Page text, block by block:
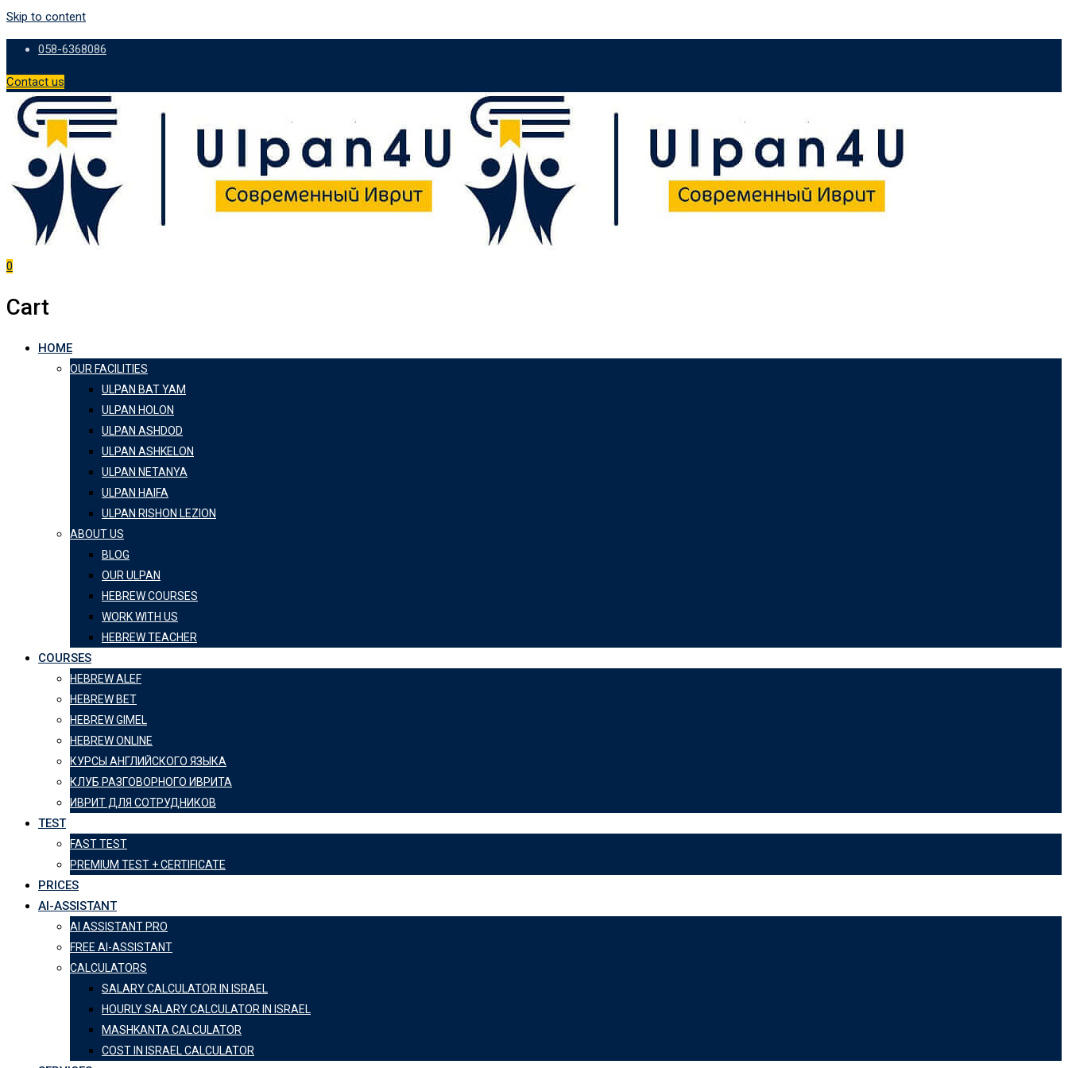
Skip to content
058-6368086
Contact us
0
Cart
HOME
OUR FACILITIES
ULPAN BAT YAM
ULPAN HOLON
ULPAN ASHDOD
ULPAN ASHKELON
ULPAN NETANYA
ULPAN HAIFA
ULPAN RISHON LEZION
ABOUT US
BLOG
OUR ULPAN
HEBREW COURSES
WORK WITH US
HEBREW TEACHER
COURSES
HEBREW ALEF
HEBREW BET
HEBREW GIMEL
HEBREW ONLINE
КУРСЫ АНГЛИЙСКОГО ЯЗЫКА
КЛУБ РАЗГОВОРНОГО ИВРИТА
ИВРИТ ДЛЯ СОТРУДНИКОВ
TEST
FAST TEST
PREMIUM TEST + CERTIFICATE
PRICES
AI-ASSISTANT
AI ASSISTANT PRO
FREE AI-ASSISTANT
CALCULATORS
SALARY CALCULATOR IN ISRAEL
HOURLY SALARY CALCULATOR IN ISRAEL
MASHKANTA CALCULATOR
COST IN ISRAEL CALCULATOR